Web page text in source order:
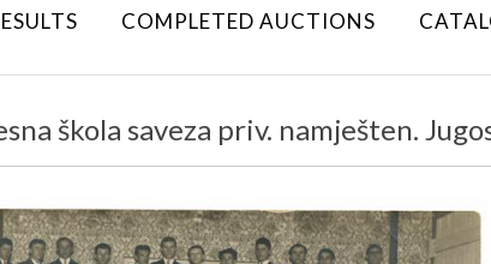
COMPLETED AUCTIONS
škola saveza priv. namješten.